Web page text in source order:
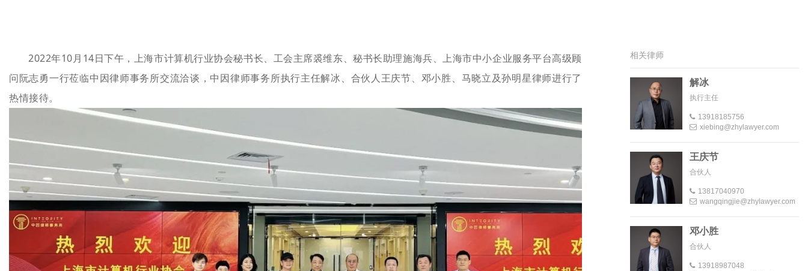
2022年10月14日下午，上海市计算机行业协会秘书长、工会主席裘维东、秘书长助理施海兵、上海市中小企业服务平台高级顾
问阮志勇一行莅临中因律师事务所交流洽谈，中因律师事务所执行主任解冰、合伙人王庆节、邓小胜、马晓立及孙明星律师进行了
热情接待。
相关律师
解冰
执行主任
13918185756
xiebing@zhylawyer.com
王庆节
合伙人
13817040970
wangqingjie@zhylawyer.com
邓小胜
合伙人
13918987048